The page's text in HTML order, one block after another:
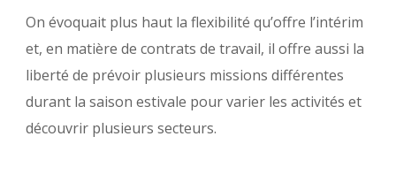
On évoquait plus haut la flexibilité qu’offre l’intérim
et, en matière de contrats de travail, il offre aussi la
liberté de prévoir plusieurs missions différentes
durant la saison estivale pour varier les activités et
découvrir plusieurs secteurs.